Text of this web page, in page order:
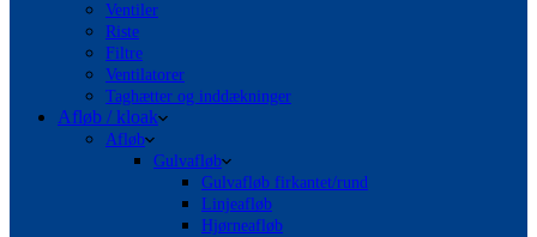
Ventiler
Riste
Filtre
Ventilatorer
Taghætter og inddækninger
Afløb / kloak
Afløb
Gulvafløb
Gulvafløb firkantet/rund
Linjeafløb
Hjørneafløb